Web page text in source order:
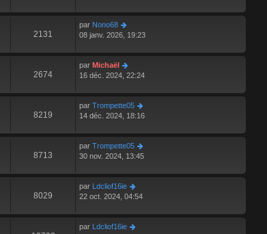
2131
par Nono68
08 janv. 2026, 19:23
2674
par Michaël
16 déc. 2024, 22:24
8219
par Trompette05
14 déc. 2024, 18:16
8713
par Trompette05
30 nov. 2024, 13:45
8029
par Ldcliof16ie
22 oct. 2024, 04:54
par Ldcliof16ie